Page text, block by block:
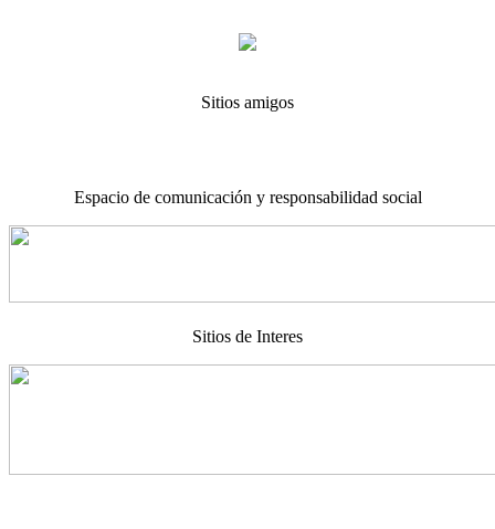
Sitios amigos
Espacio de comunicación y responsabilidad social
Sitios de Interes